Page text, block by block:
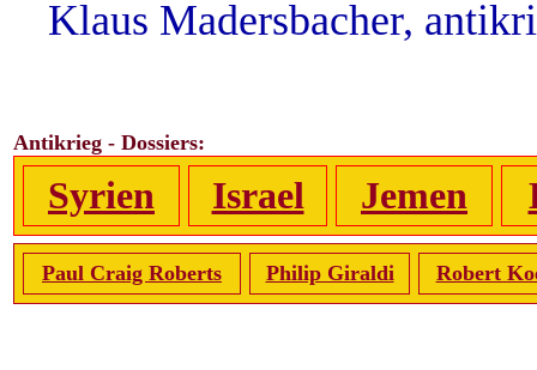
Klaus Madersbacher,
Antikrieg - Dossiers:
Syrien Israel Jemen
Paul Craig Roberts Philip Giraldi Robert